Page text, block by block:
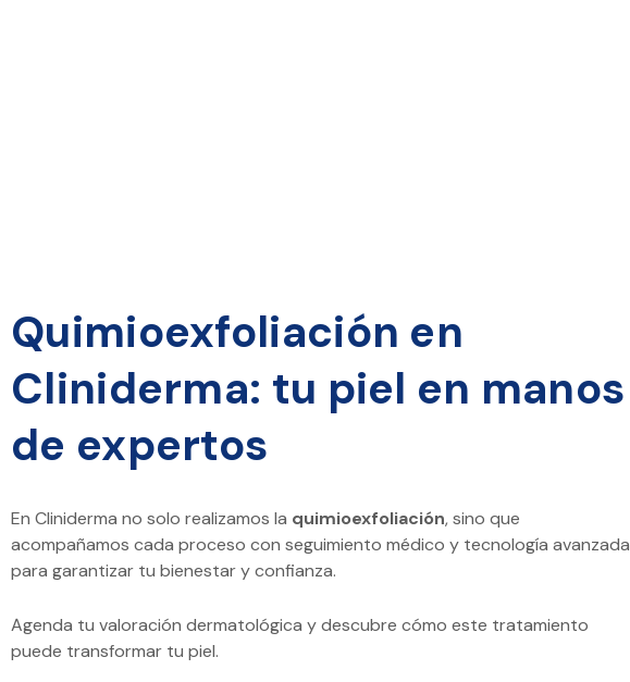
Quimioexfoliación en
Cliniderma: tu piel en manos
de expertos
En Cliniderma no solo realizamos la quimioexfoliación, sino que
acompañamos cada proceso con seguimiento médico y tecnología avanzada
para garantizar tu bienestar y confianza.
Agenda tu valoración dermatológica y descubre cómo este tratamiento
puede transformar tu piel.